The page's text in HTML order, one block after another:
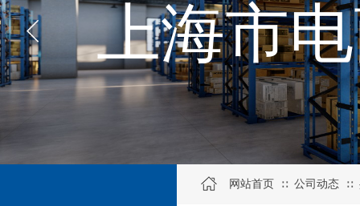
上海市
网站首页 ∷ 公司动态 ∷